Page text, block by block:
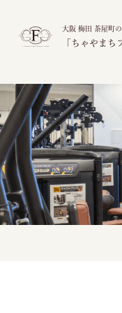
大阪 梅田 茶屋町
「ちゃやまち